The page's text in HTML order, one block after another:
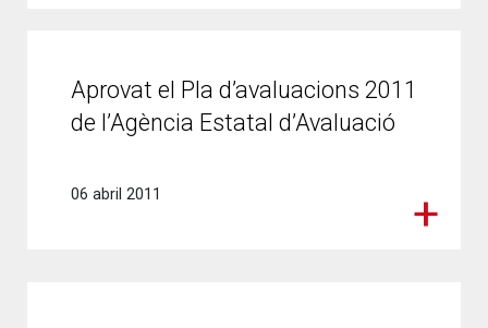
Aprovat el Pla d’avaluacions 2011
de l’Agència Estatal d’Avaluació
06 abril 2011